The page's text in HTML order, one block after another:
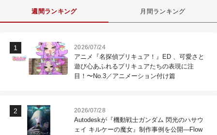
週間ランキング 月間ランキング
2026/07/24
アニメ『名探偵プリキュア！』ED 、可愛さと
遊び心あふれるプリキュアたちの表現に注
目！〜No.3／アニメーション付け篇
2026/07/28
Autodeskが『機動戦士ガンダム 閃光のハサウ
ェイ キルケーの魔女』制作事例を公開―Flow